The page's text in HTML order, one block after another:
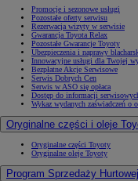
Promocje i sezonowe usługi
Pozostałe oferty serwisu
Rezerwacja wizyty w serwisie
Gwarancja Toyota Relax
Pozostałe Gwarancje Toyoty
Ubezpieczenia i naprawy
Innowacyjne usługi dla Twojej
Bezpłatne Akcje Serwisowe
Serwis Dobrych Cen
Serwis w ASO się opłaca
Dostęp do informacji
Wykaz wydanych zaświadczeń o
Oryginalne części i oleje
Oryginalne części Toyoty
Oryginalne oleje Toyoty
Program Sprzedaży